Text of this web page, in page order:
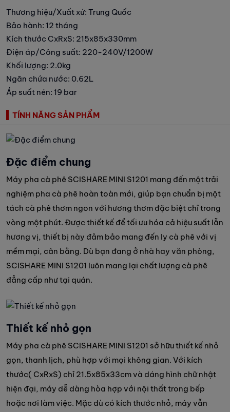
Thương hiệu/Xuất xứ: Trung Quốc
Bảo hành: 12 tháng
Kích thước CxRxS: 215x85x330mm
Điện áp/Công suất: 220-240V/1200W
Khối lượng: 2.0kg
Ngăn chứa nước: 0.62L
Áp suất nén: 19 bar
TÍNH NĂNG SẢN PHẨM
Đặc điểm chung
Máy pha cà phê SCISHARE MINI S1201 mang đến một trải
nghiệm pha cà phê hoàn toàn mới, giúp bạn chuẩn bị một
tách cà phê thơm ngon với hương thơm đặc biệt chỉ trong
vòng một phút. Được thiết kế để tối ưu hóa cả hiệu suất lẫn
hương vị, thiết bị này đảm bảo mang đến ly cà phê với vị
mềm mại, cân bằng. Dù bạn đang ở nhà hay văn phòng,
SCISHARE MINI S1201 luôn mang lại chất lượng cà phê
đẳng cấp như tại quán.
Thiết kế nhỏ gọn
Máy pha cà phê SCISHARE MINI S1201 sở hữu thiết kế nhỏ
gọn, thanh lịch, phù hợp với mọi không gian. Với kích
thước( CxRxS) chỉ 21.5x85x33cm và dáng hình chữ nhật
hiện đại, máy dễ dàng hòa hợp với nội thất trong bếp
hoặc nơi làm việc. Mặc dù có kích thước nhỏ, máy vẫn